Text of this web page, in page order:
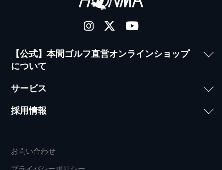
【公式】本間ゴルフ直営オンラインショップ
について
サービス
採用情報
お問い合わせ